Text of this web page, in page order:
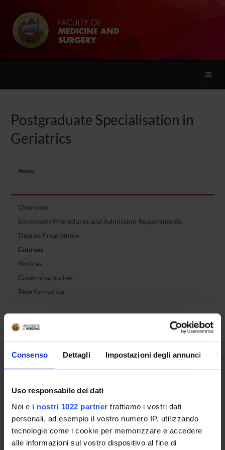
Consenso Dettagli Impostazioni degli annunci
Uso responsabile dei dati
Noi e i nostri 1022 partner trattiamo i vostri dati
personali, ad esempio il vostro numero IP, utilizzando
tecnologie come i cookie per memorizzare e accedere
alle informazioni sul vostro dispositivo al fine di
Toggle
Postgraduate Specialisation in
Geriatrics
Home
Overview
Enrolment Procedures and Admission Requirements
Degree Programme
Courses
Notices
Governing bodies
Rete formativa
International Students
OFFERTA FORMATIVA
SEMESTRE FILTRO
CORSI DI LAUREA
CORSI DI LAUREA MAGISTRALE